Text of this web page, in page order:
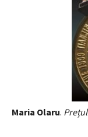
Maria Olaru.